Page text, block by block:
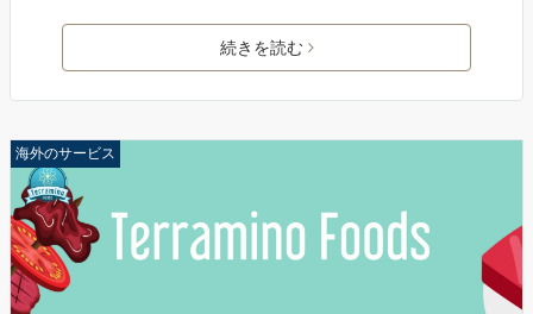
続きを読む
海外のサービス